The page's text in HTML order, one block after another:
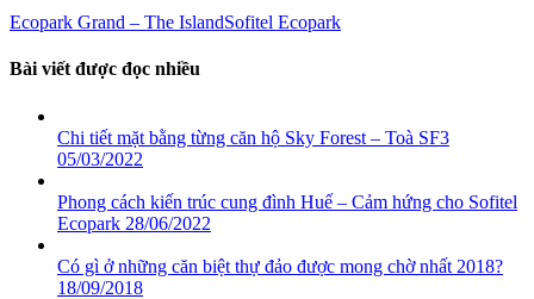
Ecopark Grand – The IslandSofitel Ecopark
Bài viết được đọc nhiều
Chi tiết mặt bằng từng căn hộ Sky Forest – Toà SF3
05/03/2022
Phong cách kiến trúc cung đình Huế – Cảm hứng cho Sofitel
Ecopark 28/06/2022
Có gì ở những căn biệt thự đảo được mong chờ nhất 2018?
18/09/2018